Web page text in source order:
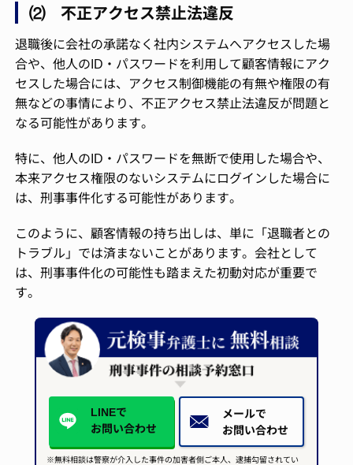
⑵ 不正アクセス禁止法違反
退職後に会社の承諾なく社内システムへアクセスした場
合や、他人のID・パスワードを利用して顧客情報にアク
セスした場合には、アクセス制御機能の有無や権限の有
無などの事情により、不正アクセス禁止法違反が問題と
なる可能性があります。
特に、他人のID・パスワードを無断で使用した場合や、
本来アクセス権限のないシステムにログインした場合に
は、刑事事件化する可能性があります。
このように、顧客情報の持ち出しは、単に「退職者との
トラブル」では済まないことがあります。会社として
は、刑事事件化の可能性も踏まえた初動対応が重要で
す。
メールで
お問い合わせ
LINEで
お問い合わせ
※無料相談は警察が介入した事件の加害者側ご本人、逮捕勾留されてい